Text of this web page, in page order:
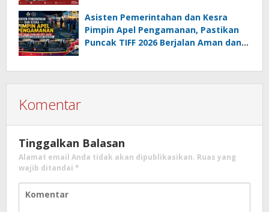
Asisten Pemerintahan dan Kesra
Pimpin Apel Pengamanan, Pastikan
Puncak TIFF 2026 Berjalan Aman dan
Komentar
Tinggalkan Balasan
Alamat email Anda tidak akan dipublikasikan. Ruas yang
wajib ditandai *